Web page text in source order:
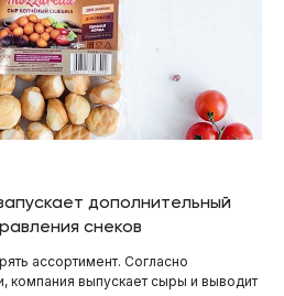
дополнительный
снеков
ассортимент. Согласно
компания выпускает сыры и выводит